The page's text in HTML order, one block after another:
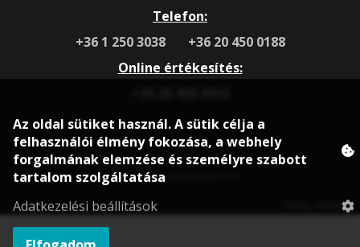
Telefon:
+36 1 250 3038
+36 20 450 0188
Online értékesítés:
© 2020 rokonsport.hu
Honlap: webtoday
Az oldal sütiket használ. A sütik célja a
felhasználói élmény fokozása, a webhely
forgalmának elemzése és személyre szabott
tartalom szolgáltatása
Adatkezelési beállítások